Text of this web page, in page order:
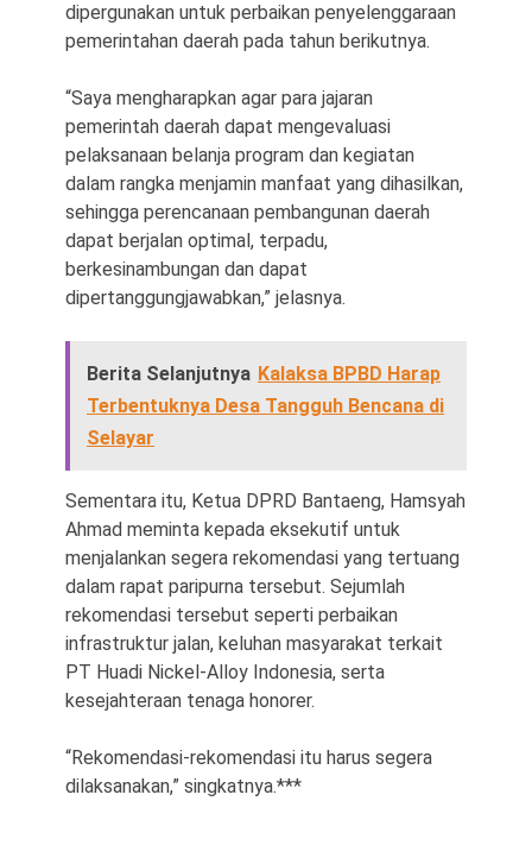
dipergunakan untuk perbaikan penyelenggaraan
pemerintahan daerah pada tahun berikutnya.
“Saya mengharapkan agar para jajaran
pemerintah daerah dapat mengevaluasi
pelaksanaan belanja program dan kegiatan
dalam rangka menjamin manfaat yang dihasilkan,
sehingga perencanaan pembangunan daerah
dapat berjalan optimal, terpadu,
berkesinambungan dan dapat
dipertanggungjawabkan,” jelasnya.
Berita Selanjutnya Kalaksa BPBD Harap
Terbentuknya Desa Tangguh Bencana di
Selayar
Sementara itu, Ketua DPRD Bantaeng, Hamsyah
Ahmad meminta kepada eksekutif untuk
menjalankan segera rekomendasi yang tertuang
dalam rapat paripurna tersebut. Sejumlah
rekomendasi tersebut seperti perbaikan
infrastruktur jalan, keluhan masyarakat terkait
PT Huadi Nickel-Alloy Indonesia, serta
kesejahteraan tenaga honorer.
“Rekomendasi-rekomendasi itu harus segera
dilaksanakan,” singkatnya.***